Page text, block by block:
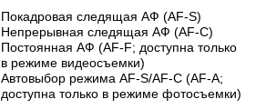
Покадровая следящая АФ (AF-S)
Непрерывная следящая АФ (AF-C)
Постоянная АФ (AF-F; доступна только
в режиме видеосъемки)
Автовыбор режима AF-S/AF-C (AF-A;
доступна только в режиме фотосъемки)